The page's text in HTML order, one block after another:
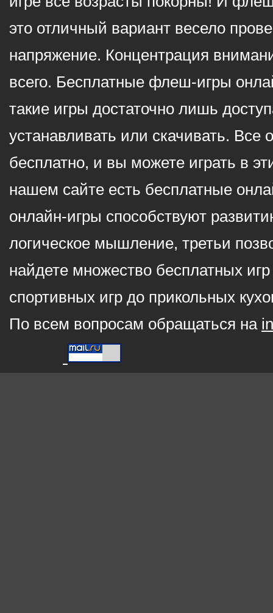
это отличный вариант весело
напряжение. Концентрация
всего. Бесплатные флеш-игры
такие игры достаточно лишь
устанавливать или скачивать.
бесплатно, и вы можете играть в
нашем сайте есть бесплатные
онлайн-игры способствуют
логическое мышление, третьи
найдете множество бесплатных
спортивных игр до прикольных
По всем вопросам обращаться на